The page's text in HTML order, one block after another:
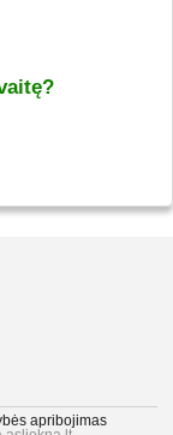
apribojimas